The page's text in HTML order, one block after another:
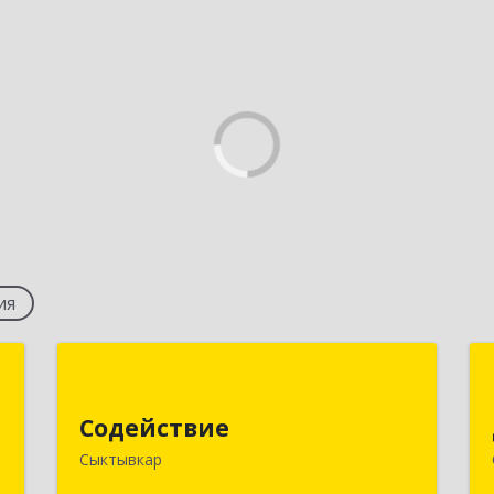
Содействие
Сыктывкар
167004, Коми Респ, Сыктывкар г,